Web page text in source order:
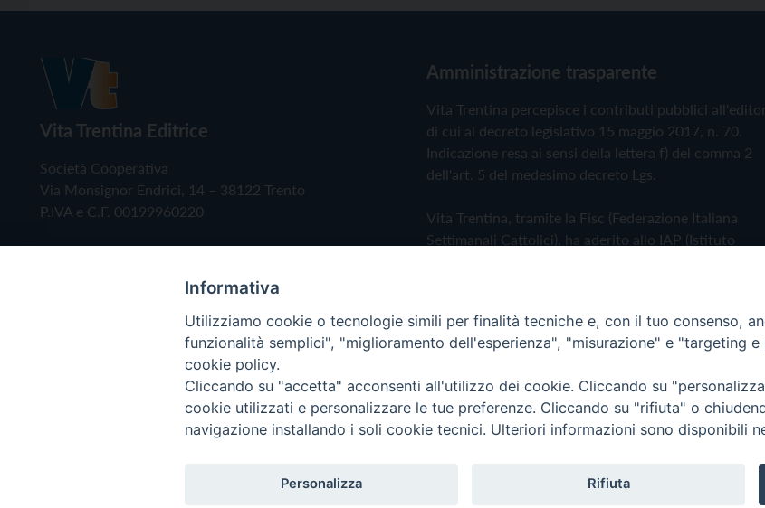
Vita Trentina Editrice
Società Cooperativa
Via Monsignor Endrici, 14 – 38122 Trento
P.IVA e C.F. 00199960220
Amministrazione trasparente
Vita Trentina percepisce i contributi pubblici
di cui al decreto legislativo 15 maggio 2017, n. 70.
Indicazione resa ai sensi della lettera f) del comma 2
dell'art. 5 del medesimo decreto Lgs.
Vita Trentina, tramite la Fisc (Federazione Italiana
Settimanali Cattolici), ha aderito allo IAP (Istituto
Privacy Policy Cookie Policy
Copyright © 2019 - Tutti i diritti riservati - Vita Trentina Editrice
Informativa
Utilizziamo cookie o tecnologie simili per finalità tecniche e, con il tuo consenso,
funzionalità semplici", "miglioramento dell'esperienza", "misurazione" e "targeting
cookie policy.
Cliccando su "accetta" acconsenti all'utilizzo dei cookie. Cliccando su
cookie utilizzati e personalizzare le tue preferenze. Cliccando su "rifiuta" o
navigazione installando i soli cookie tecnici. Ulteriori informazioni sono disponibili
Personalizza Rifiuta